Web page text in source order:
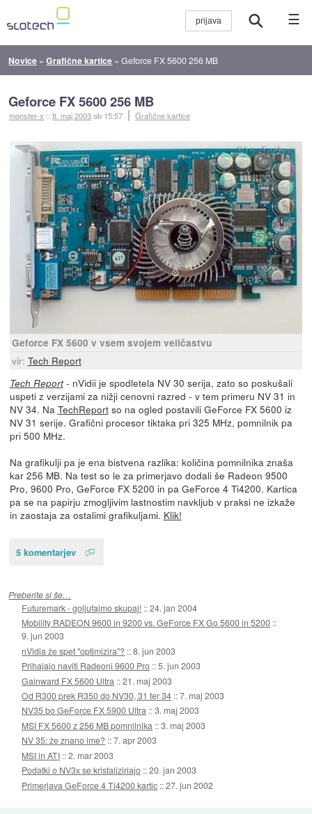
☰
Novice »Grafične kartice »Geforce FX 5600 256 MB
Geforce FX 5600 256 MB
monster-x ::8. maj 2003ob 15:57 Grafične kartice
Geforce FX 5600 v vsem svojem veličastvu
vir: Tech Report
Tech Report- nVidii je spodletela NV 30 serija, zato so poskušali
uspeti z verzijami za nižji cenovni razred - v tem primeru NV 31 in
NV 34. Na TechReportso na ogled postavili GeForce FX 5600 iz
NV 31 serije. Grafični procesor tiktaka pri 325 MHz, pomnilnik pa
pri 500 MHz.
Na grafikulji pa je ena bistvena razlika: količina pomnilnika znaša
kar 256 MB. Na test so le za primerjavo dodali še Radeon 9500
Pro, 9600 Pro, GeForce FX 5200 in pa GeForce 4 Ti4200. Kartica
pa se na papirju zmogljivim lastnostim navkljub v praksi ne izkaže
in zaostaja za ostalimi grafikuljami. Klik!
5 komentarjev
Preberite si še…
Futuremark - goljufajmo skupaj! ::24. jan 2004
Mobility RADEON 9600 in 9200 vs. GeForce FX Go 5600 in 5200 ::
9. jun 2003
nVidia že spet "optimizira"? ::8. jun 2003
Prihajajo naviti Radeoni 9600 Pro ::5. jun 2003
Gainward FX 5600 Ultra ::21. maj 2003
Od R300 prek R350 do NV30, 31 ter 34 ::7. maj 2003
NV35 bo GeForce FX 5900 Ultra ::3. maj 2003
MSI FX 5600 z 256 MB pomnilnika ::3. maj 2003
NV 35: že znano ime? ::7. apr 2003
MSI in ATI ::2. mar 2003
Podatki o NV3x se kristaliziriajo ::20. jan 2003
Primerjava GeForce 4 Ti4200 kartic ::27. jun 2002